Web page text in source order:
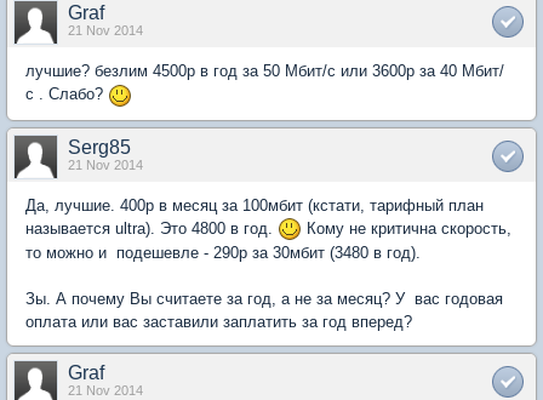
Graf
21 Nov 2014
лучшие? безлим 4500р в год за 50 Мбит/с или 3600р за 40 Мбит/
с . Слабо?
Serg85
21 Nov 2014
Да, лучшие. 400р в месяц за 100мбит (кстати, тарифный план
называется ultra). Это 4800 в год.
Кому не критична скорость,
то можно и подешевле - 290р за 30мбит (3480 в год).
Зы. А почему Вы считаете за год, а не за месяц? У вас годовая
оплата или вас заставили заплатить за год вперед?
Graf
21 Nov 2014